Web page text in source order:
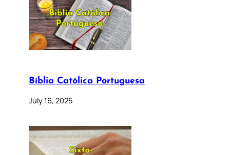
Bíblia Católica Portuguesa
July 16, 2025